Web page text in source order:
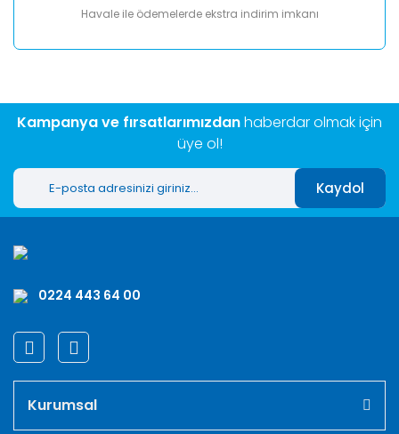
Havale ile ödemelerde ekstra indirim imkanı
Kampanya ve fırsatlarımızdanhaberdar olmak için
üye ol!
Kaydol
0224 443 64 00
Kurumsal